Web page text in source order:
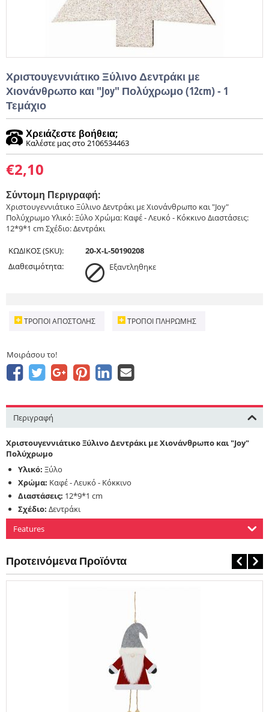
Χριστουγεννιάτικο Ξύλινο Δεντράκι με
Χιονάνθρωπο και "Joy" Πολύχρωμο (12cm) - 1
Τεμάχιο
Χρειάζεστε βοήθεια;
Καλέστε μας στο 2106534463
€2,10
Σύντομη Περιγραφή:
Χριστουγεννιάτικο Ξύλινο Δεντράκι με Χιονάνθρωπο και "Joy"
Πολύχρωμο Υλικό: Ξύλο Χρώμα: Καφέ - Λευκό - Κόκκινο Διαστάσεις:
12*9*1 cm Σχέδιο: Δεντράκι
ΚΩΔΙΚΟΣ (SKU):
20-X-L-50190208
Διαθεσιμότητα:
Εξαντληθηκε
ΤΡΌΠΟΙ ΑΠΟΣΤΟΛΉΣ ΤΡΌΠΟΙ ΠΛΗΡΩΜΉΣ
Μοιράσου το!
Περιγραφή
Χριστουγεννιάτικο Ξύλινο Δεντράκι με Χιονάνθρωπο και "Joy"
Πολύχρωμο
Υλικό: Ξύλο
Χρώμα: Καφέ - Λευκό - Κόκκινο
Διαστάσεις: 12*9*1 cm
Σχέδιο: Δεντράκι
Features
Προτεινόμενα Προϊόντα